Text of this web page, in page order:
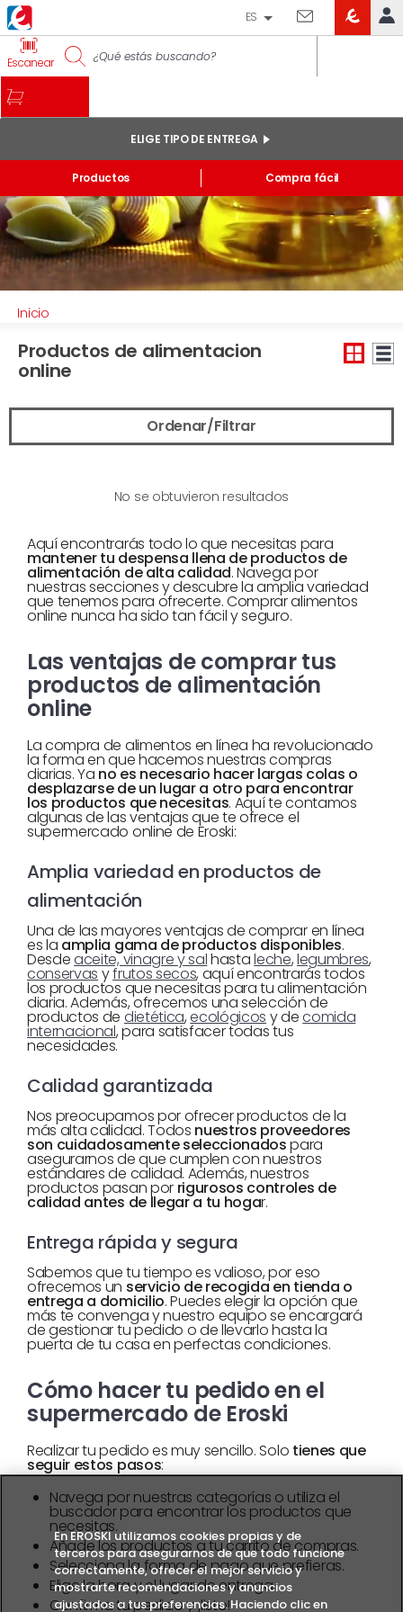
IDENTIFÍCATE
Pedidos online
Mis productos comprados en tienda y online
Listas
INFORMACIÓN GENERAL
ES
Escanear
Productos
ELIGE TIPO DE ENTREGA
Compra fácil
Inicio
Productos de alimentacion
online
Ordenar/Filtrar
No se obtuvieron resultados
Aquí encontrarás todo lo que necesitas para
mantener tu despensa llena de productos de
alimentación de alta calidad. Navega por
nuestras secciones y descubre la amplia variedad
que tenemos para ofrecerte. Comprar alimentos
online nunca ha sido tan fácil y seguro.
Las ventajas de comprar tus
productos de alimentación
online
La compra de alimentos en línea ha revolucionado
la forma en que hacemos nuestras compras
diarias. Ya no es necesario hacer largas colas o
desplazarse de un lugar a otro para encontrar
los productos que necesitas. Aquí te contamos
algunas de las ventajas que te ofrece el
supermercado online de Eroski:
Amplia variedad en productos de
alimentación
Una de las mayores ventajas de comprar en línea
es la amplia gama de productos disponibles.
Desdeaceite, vinagre y salhastaleche,legumbres,
conservas yfrutos secos, aquí encontrarás todos
los productos que necesitas para tu alimentación
diaria. Además, ofrecemos una selección de
productos de dietética,ecológicos y decomida
internacional, para satisfacer todas tus
necesidades.
Calidad garantizada
Nos preocupamos por ofrecer productos de la
más alta calidad. Todos nuestros proveedores
son cuidadosamente seleccionadospara
asegurarnos de que cumplen con nuestros
estándares de calidad. Además, nuestros
productos pasan por rigurosos controles de
calidad antes de llegar a tu hogar.
Entrega rápida y segura
Sabemos que tu tiempo es valioso, por eso
ofrecemos un servicio de recogida en tienda o
entrega a domicilio. Puedes elegir la opción que
más te convenga y nuestro equipo se encargará
de gestionar tu pedido o de llevarlo hasta la
puerta de tu casa en perfectas condiciones.
Cómo hacer tu pedido en el
supermercado de Eroski
Realizar tu pedido es muy sencillo. Solo tienes que
seguir estos pasos:
Navega por nuestras categorías o utiliza el
buscador para encontrar los productos que
necesitas.
Añade los productos a tu carrito de compras.
Selecciona la forma de pago que prefieras.
Elige la hora y el lugar de entrega.
Confirma tu pedido y ¡listo!
En EROSKI utilizamos cookies propias y de
terceros para asegurarnos de que todo funcione
correctamente, ofrecer el mejor servicio y
mostrarte recomendaciones y anuncios
ajustados a tus preferencias. Haciendo clic en